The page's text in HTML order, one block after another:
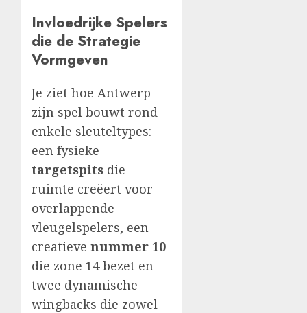
Invloedrijke Spelers
die de Strategie
Vormgeven
Je ziet hoe Antwerp
zijn spel bouwt rond
enkele sleuteltypes:
een fysieke
targetspits die
ruimte creëert voor
overlappende
vleugelspelers, een
creatieve nummer 10
die zone 14 bezet en
twee dynamische
wingbacks die zowel